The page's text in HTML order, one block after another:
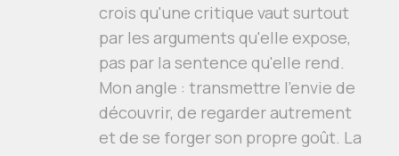
crois qu'une critique vaut surtout
par les arguments qu'elle expose,
pas par la sentence qu'elle rend.
Mon angle : transmettre l'envie de
découvrir, de regarder autrement
et de se forger son propre goût. La